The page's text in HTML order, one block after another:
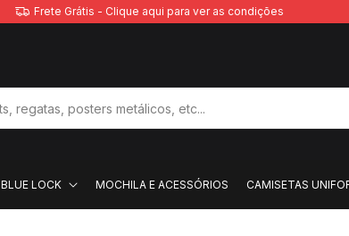
Frete Grátis - Clique aqui para ver as condições
BLUE LOCK MOCHILA E ACESSÓRIOS CAMISETAS